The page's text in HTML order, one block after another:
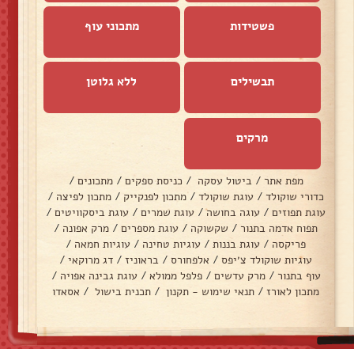
פשטידות מתכוני עוף
תבשילים ללא גלוטן
מרקים
מפת אתר / ביטול עסקה / כניסת ספקים / מתכונים /
כדורי שוקולד / עוגת שוקולד / מתכון לפנקייק / מתכון לפיצה /
עוגת תפוזים / עוגה בחושה / עוגת שמרים / עוגת ביסקוויטים /
תפוח אדמה בתנור / שקשוקה / עוגת מספרים / מרק אפונה /
פריקסה / עוגת בננות / עוגיות טחינה / עוגיות חמאה /
עוגיות שוקולד צ׳יפס / אלפחורס / בראוניז / דג מרוקאי /
עוף בתנור / מרק עדשים / פלפל ממולא / עוגת גבינה אפויה /
מתכון לאורז / תנאי שימוש - תקנון / תכנית בישול / אסאדו